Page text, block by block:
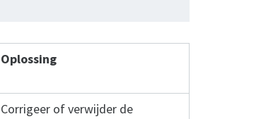
Oplossing
Corrigeer of verwijder de